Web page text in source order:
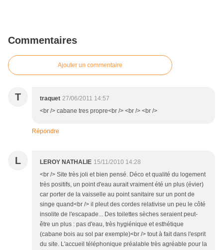
Commentaires
Ajouter un commentaire
T traquet 27/06/2011 14:57
<br /> cabane tres propre<br /> <br /> <br />
Répondre
L LEROY NATHALIE 15/11/2010 14:28
<br /> Site très joli et bien pensé. Déco et qualité du logement
très positifs, un point d'eau aurait vraiment été un plus (évier)
car porter de la vaisselle au point sanitaire sur un pont de
singe quand<br /> il pleut des cordes relativise un peu le côté
insolite de l'escapade... Des toilettes sèches seraient peut-
être un plus : pas d'eau, très hygiénique et esthétique
(cabane bois au sol par exemple)<br /> tout à fait dans l'esprit
du site. L'accueil téléphonique préalable très agréable pour la